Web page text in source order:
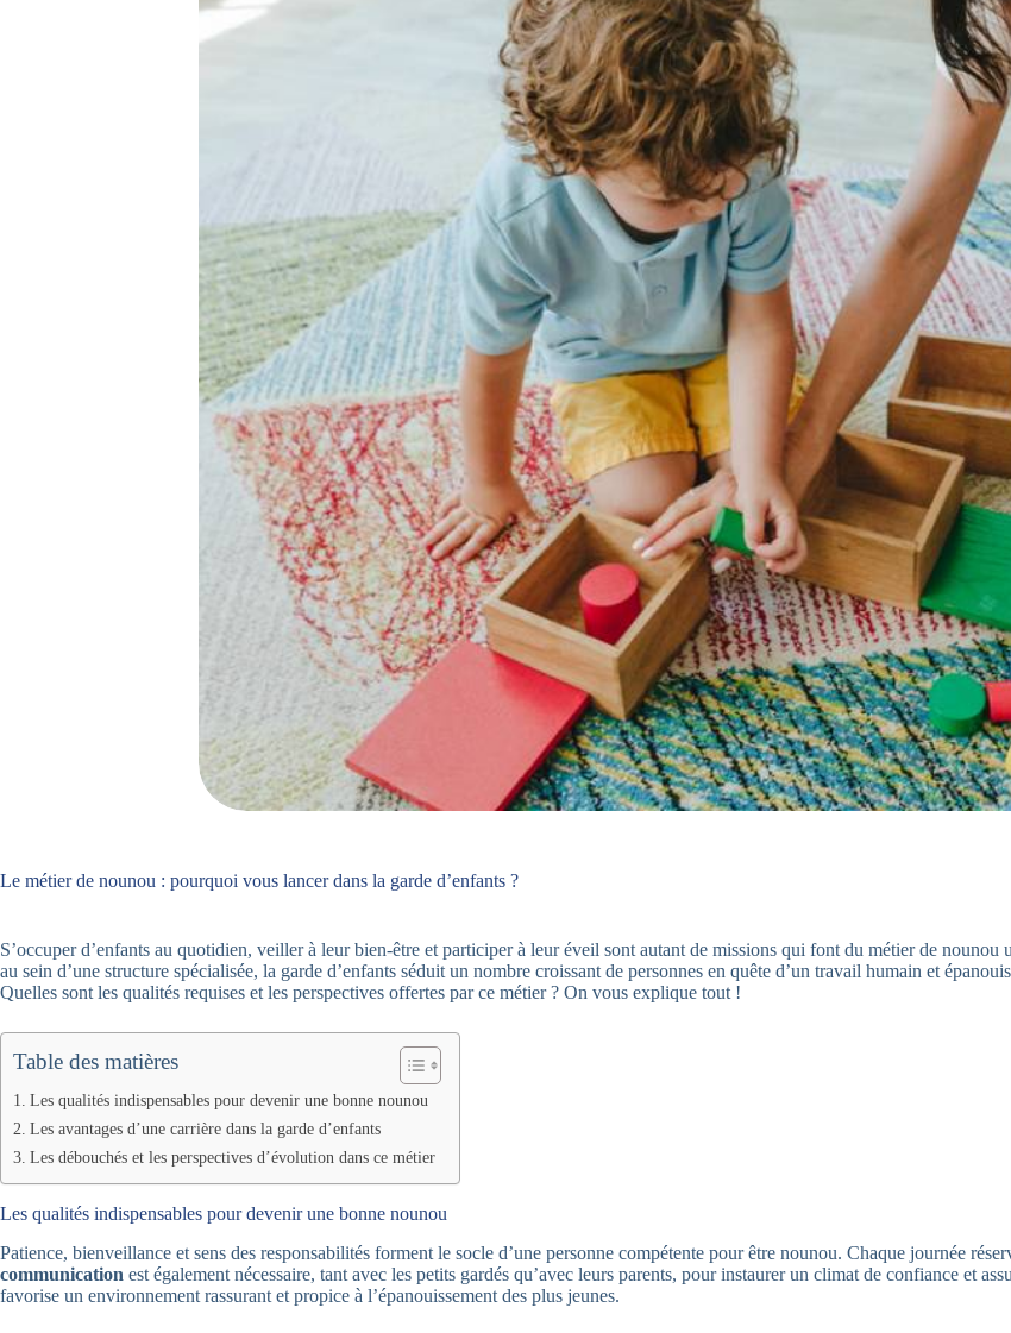
Le métier de nounou : pourquoi vous lancer dans la garde d’enfants ?
S’occuper d’enfants au quotidien, veiller à leur bien-être et participer à leur éveil sont autant de missions qui font du métier de
au sein d’une structure spécialisée, la garde d’enfants séduit un nombre croissant de personnes en quête d’un travail humain et
Quelles sont les qualités requises et les perspectives offertes par ce métier ? On vous explique tout !
Table des matières
Les qualités indispensables pour devenir une bonne nounou
Les avantages d’une carrière dans la garde d’enfants
Les débouchés et les perspectives d’évolution dans ce métier
Les qualités indispensables pour devenir une bonne nounou
Patience, bienveillance et sens des responsabilités forment le socle d’une personne compétente pour être nounou. Chaque journée
communication est également nécessaire, tant avec les petits gardés qu’avec leurs parents, pour instaurer un climat de confiance et
favorise un environnement rassurant et propice à l’épanouissement des plus jeunes.